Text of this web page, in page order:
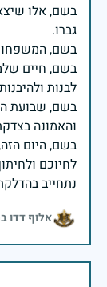
בשם, אלו
בשם, חיים
בשם, שבועת
בשם, היום
נתחייב
אלוף דדו